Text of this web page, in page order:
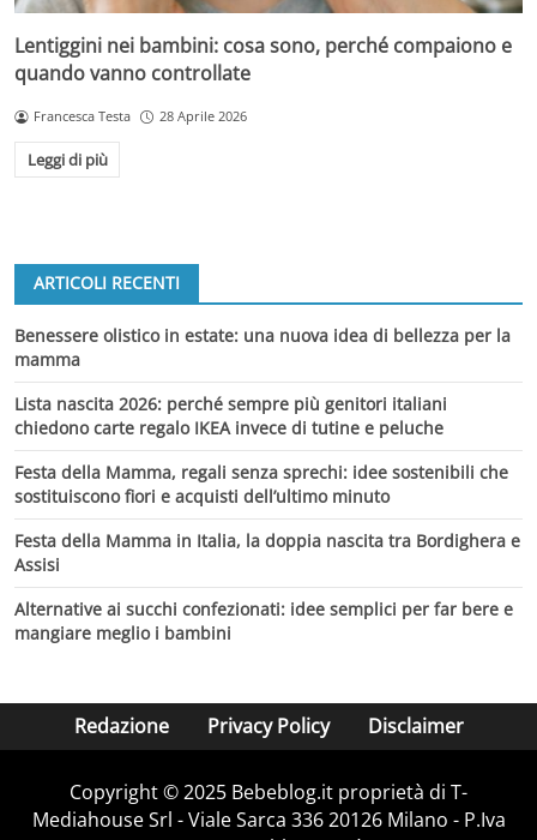
Lentiggini nei bambini: cosa sono, perché compaiono e
quando vanno controllate
Francesca Testa 28 Aprile 2026
Leggi di più
ARTICOLI RECENTI
Benessere olistico in estate: una nuova idea di bellezza per la
mamma
Lista nascita 2026: perché sempre più genitori italiani
chiedono carte regalo IKEA invece di tutine e peluche
Festa della Mamma, regali senza sprechi: idee sostenibili che
sostituiscono fiori e acquisti dell’ultimo minuto
Festa della Mamma in Italia, la doppia nascita tra Bordighera e
Assisi
Alternative ai succhi confezionati: idee semplici per far bere e
mangiare meglio i bambini
Redazione Privacy Policy Disclaimer
Copyright © 2025 Bebeblog.it proprietà di T-
Mediahouse Srl - Viale Sarca 336 20126 Milano - P.Iva